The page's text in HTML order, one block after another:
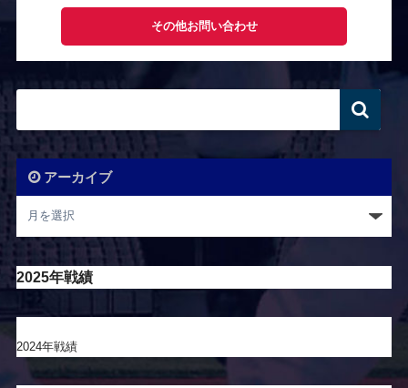
その他お問い合わせ
アーカイブ
2025年戦績
2024年戦績